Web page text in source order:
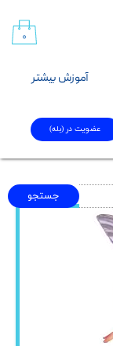
آموزش بیشتر
۰
جستجو
عضویت در (بله)